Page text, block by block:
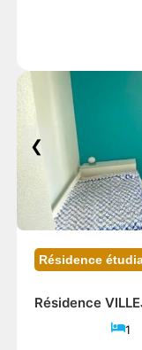
❮
Résidence
Résidence
1